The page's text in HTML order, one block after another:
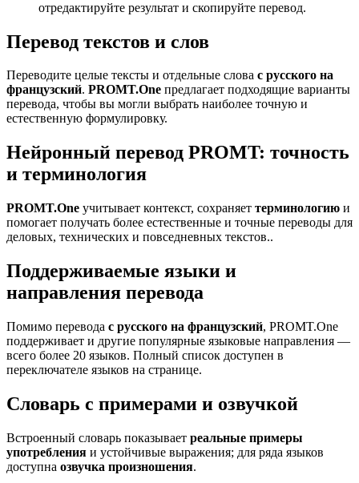
отредактируйте результат и скопируйте перевод.
Перевод текстов и слов
Переводите целые тексты и отдельные слова с русского на
французский. PROMT.One предлагает подходящие варианты
перевода, чтобы вы могли выбрать наиболее точную и
естественную формулировку.
Нейронный перевод PROMT: точность
и терминология
PROMT.One учитывает контекст, сохраняет терминологию и
помогает получать более естественные и точные переводы для
деловых, технических и повседневных текстов..
Поддерживаемые языки и
направления перевода
Помимо перевода с русского на французский, PROMT.One
поддерживает и другие популярные языковые направления —
всего более 20 языков. Полный список доступен в
переключателе языков на странице.
Словарь с примерами и озвучкой
Встроенный словарь показывает реальные примеры
употребления и устойчивые выражения; для ряда языков
доступна озвучка произношения.